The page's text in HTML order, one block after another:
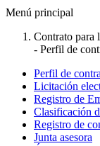
Menú principal
Contrato para
- Perfil de
Perfil de
Licitación
Registro de
Clasificación
Registro de
Junta asesora